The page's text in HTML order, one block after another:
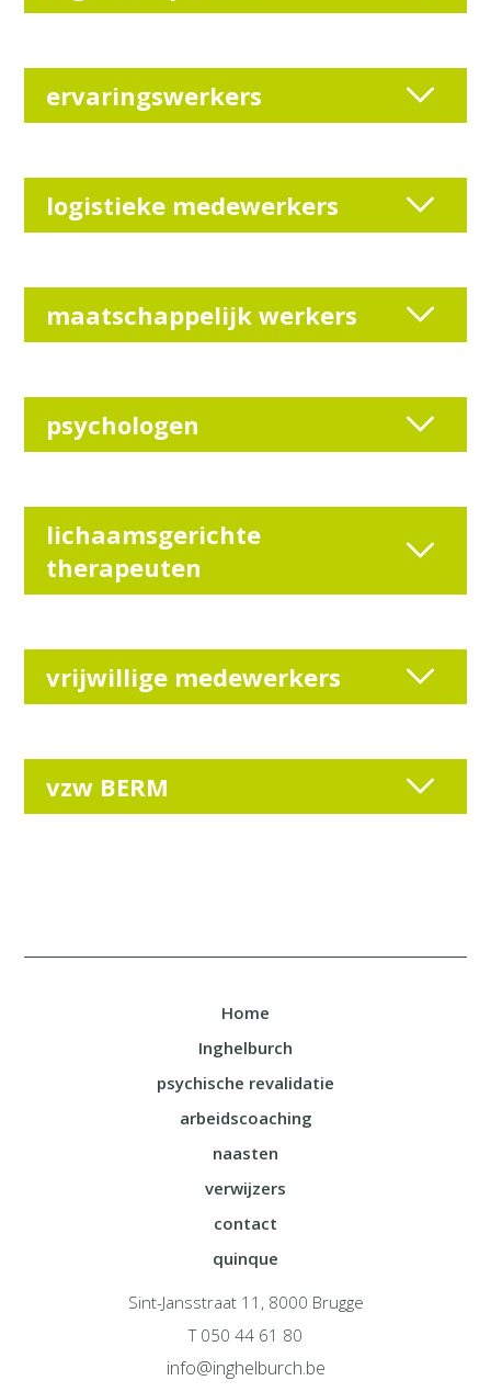
ervaringswerkers
logistieke medewerkers
maatschappelijk werkers
psychologen
lichaamsgerichte
therapeuten
vrijwillige medewerkers
vzw BERM
Home
Inghelburch
psychische revalidatie
arbeidscoaching
naasten
verwijzers
contact
quinque
Sint-Jansstraat 11, 8000 Brugge
T 050 44 61 80
info@inghelburch.be